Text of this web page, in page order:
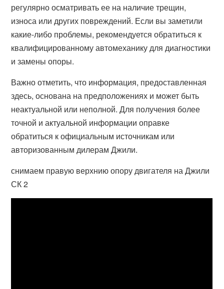
регулярно осматривать ее на наличие трещин,
износа или других повреждений. Если вы заметили
какие-либо проблемы, рекомендуется обратиться к
квалифицированному автомеханику для диагностики
и замены опоры.
Важно отметить, что информация, предоставленная
здесь, основана на предположениях и может быть
неактуальной или неполной. Для получения более
точной и актуальной информации оправке
обратиться к официальным источникам или
авторизованным дилерам Джили.
снимаем правую верхнию опору двигателя на Джили
СК 2